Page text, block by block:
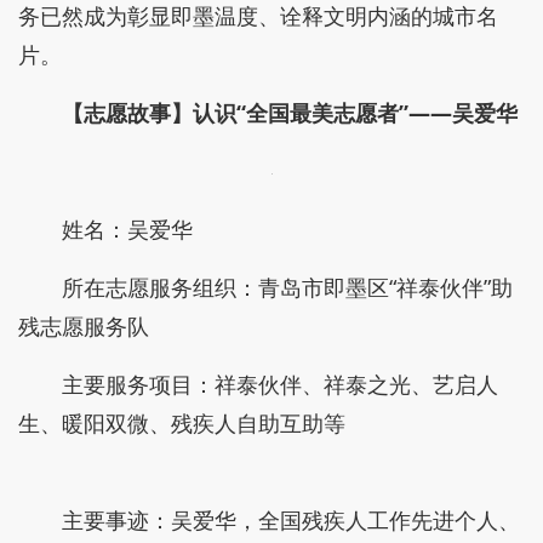
务已然成为彰显即墨温度、诠释文明内涵的城市名
片。
【志愿故事】认识“全国最美志愿者”——吴爱华
姓名：吴爱华
所在志愿服务组织：青岛市即墨区“祥泰伙伴”助
残志愿服务队
主要服务项目：祥泰伙伴、祥泰之光、艺启人
生、暖阳双微、残疾人自助互助等
主要事迹：吴爱华，全国残疾人工作先进个人、